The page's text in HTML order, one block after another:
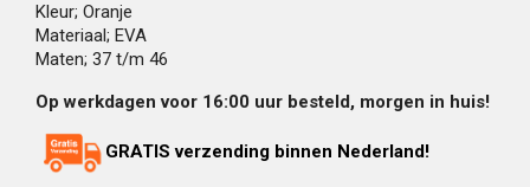
Kleur; Oranje
Materiaal; EVA
Maten; 37 t/m 46
Op werkdagen voor 16:00 uur besteld, morgen in huis!
GRATIS verzending binnen Nederland!